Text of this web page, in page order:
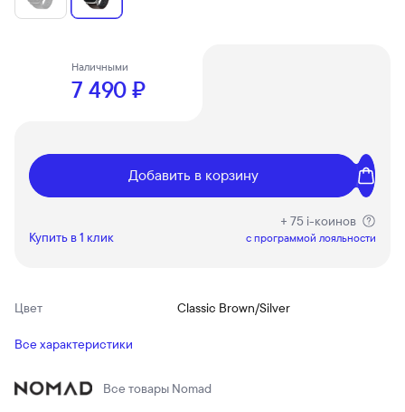
Наличными
7 490 ₽
Добавить в корзину
Купить в 1 клик
+ 75 i-коинов
c программой лояльности
Цвет Classic Brown/Silver
Все характеристики
Все товары Nomad